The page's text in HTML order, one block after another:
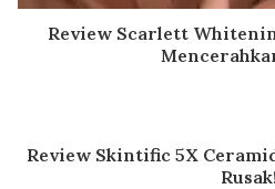
Review Scarlett
Review Skintific 5X
Rusak!